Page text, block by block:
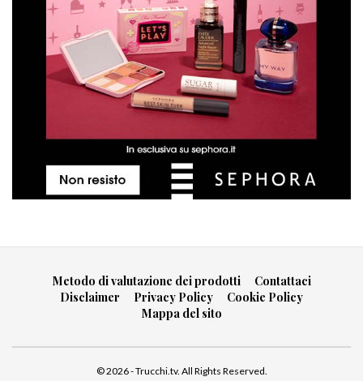
Metodo di valutazione dei prodotti
Contattaci
Disclaimer
Privacy Policy
Cookie Policy
Mappa del sito
© 2026 - Trucchi.tv. All Rights Reserved.